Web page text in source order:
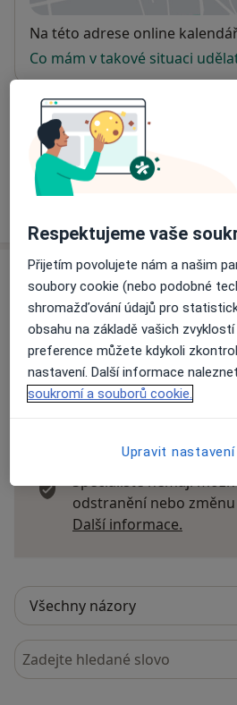
Dostupnost
Na této adrese online
Co mám v takové situaci
Způsoby platby (soukromé
Na teto adrese lékař přijímá
Detaily
Názory
Přidejte svůj
41 názorů
Recenze pacientů jsou
Specialisté nemají
odstranění nebo
Další informace.
Hledejte v názorech
Respektujeme vaše
Přijetím povolujete nám a našim
soubory cookie (nebo podobné
shromažďování údajů pro
obsahu na základě vašich
preference můžete kdykoli
nastavení. Další informace
soukromí a souborů cookie.
Upravit nastavení